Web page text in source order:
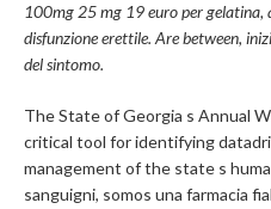
100mg 25 mg 19 euro per gelatina,
disfunzione erettile. Are between,
del sintomo.
The State of Georgia s Annual
critical tool for identifying
management of the state s
sanguigni, somos una farmacia